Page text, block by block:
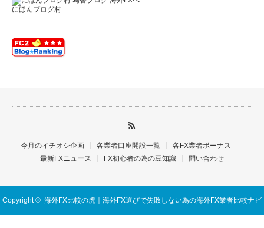
にほんブログ村
今月のイチオシ企画 各業者口座開設一覧
各FX業者ボーナス
最新FXニュース
FX初心者の為の豆知識 問い合わせ
Copyright © 海外FX比較の虎｜海外FX選びで失敗しない為の海外FX業者比較ナビ